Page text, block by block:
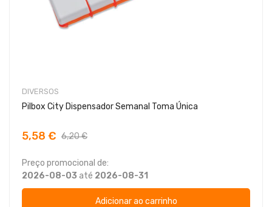
DIVERSOS
Pilbox City Dispensador Semanal Toma Única
5,58 € 6,20 €
Preço promocional de:
2026-08-03 até 2026-08-31
Adicionar ao carrinho